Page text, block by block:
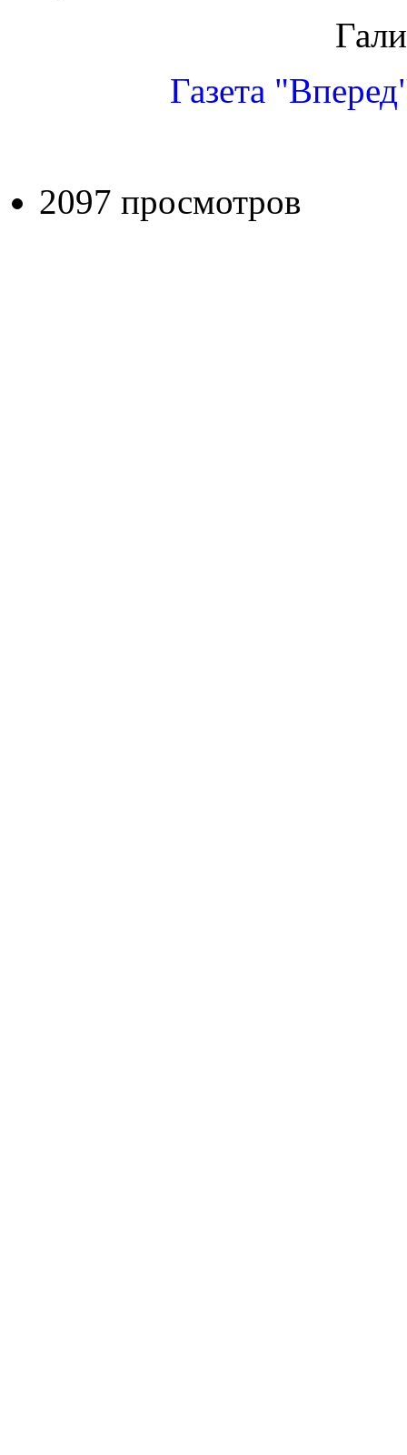
Газета
2097 просмотров